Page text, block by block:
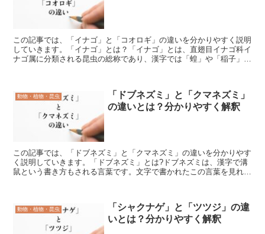
この記事では、「イナゴ」と「コオロギ」の違いを分かりやすく説明
していきます。「イナゴ」とは？「イナゴ」とは、直翅目イナゴ科イ
ナゴ属に分類される昆虫の総称であり、漢字では「蝗」や「稲子」な
動物・植物・昆虫
「ドブネズミ」と「クマネズミ」
の違いとは？分かりやすく解釈
この記事では、「ドブネズミ」と「クマネズミ」の違いを分かりやす
く説明していきます。「ドブネズミ」とは?ドブネズミは、漢字で溝
鼠という書き方もされる言葉です。文字で書かれたこの言葉を見れば
動物・植物・昆虫
「シャクナゲ」と「ツツジ」の違
いとは？分かりやすく解釈